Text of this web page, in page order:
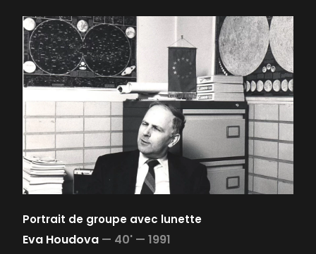
Portrait de groupe avec lunette
Eva Houdova — 40' — 1991